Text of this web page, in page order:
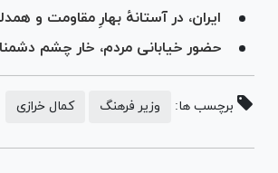
ایران، در آستانهٔ بهارِ مقاومت و
‏حضور خیابانی مردم، خار چشم
برچسب ها: وزیر فرهنگ کمال خرازی